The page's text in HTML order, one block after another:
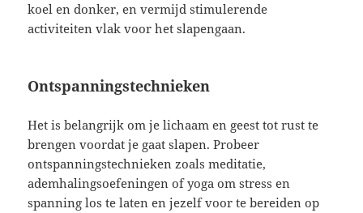
koel en donker, en vermijd stimulerende
activiteiten vlak voor het slapengaan.
Ontspanningstechnieken
Het is belangrijk om je lichaam en geest tot rust te
brengen voordat je gaat slapen. Probeer
ontspanningstechnieken zoals meditatie,
ademhalingsoefeningen of yoga om stress en
spanning los te laten en jezelf voor te bereiden op